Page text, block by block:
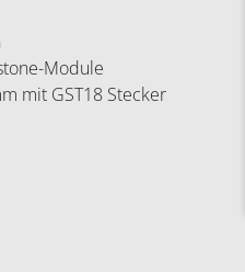
Module
mit GST18 Stecker